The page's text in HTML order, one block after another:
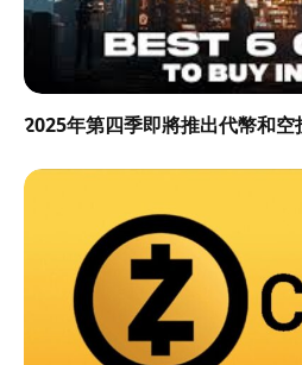
2025年第四季即將推出代幣和空